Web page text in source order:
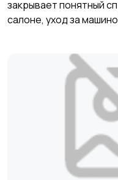
закрывает понятный
салоне, уход за